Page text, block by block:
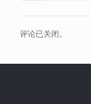
评论已关闭。